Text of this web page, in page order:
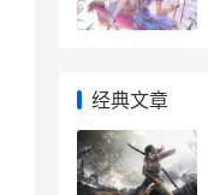
经典文章